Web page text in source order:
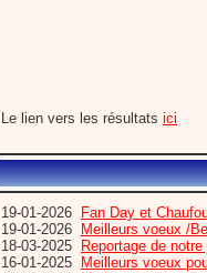
Le lien vers les résultats ici
19-01-2026
Fan Day et
19-01-2026
Meilleurs voeux /
18-03-2025
Reportage de
16-01-2025
Meilleurs voeux